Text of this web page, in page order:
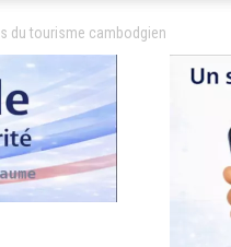
du tourisme cambodgien